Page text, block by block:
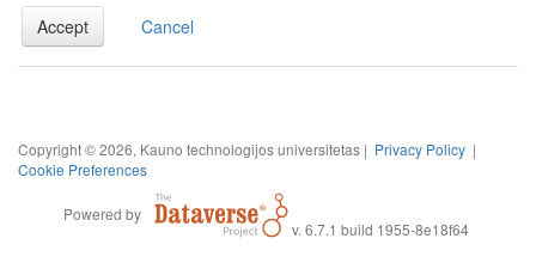
Accept Cancel
Copyright © 2026, Kauno technologijos universitetas | Privacy Policy |
Cookie Preferences
Powered by
v. 6.7.1 build 1955-8e18f64